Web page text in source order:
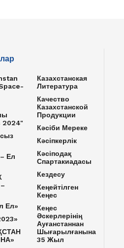
2024"
Ел
Ел»
Казахстанская
Литература
Качество
Казахстанской
Продукции
Кәсіби Мереке
Кәсіпкерлік
Кәсіподақ
Спартакиадасы
Кездесу
Кеңейтілген
Кеңес
Кеңес
Әскерлерінің
Ауғанстаннан
Шығарылғанына
35 Жыл